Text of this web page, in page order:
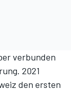
verbunden
2021
den ersten